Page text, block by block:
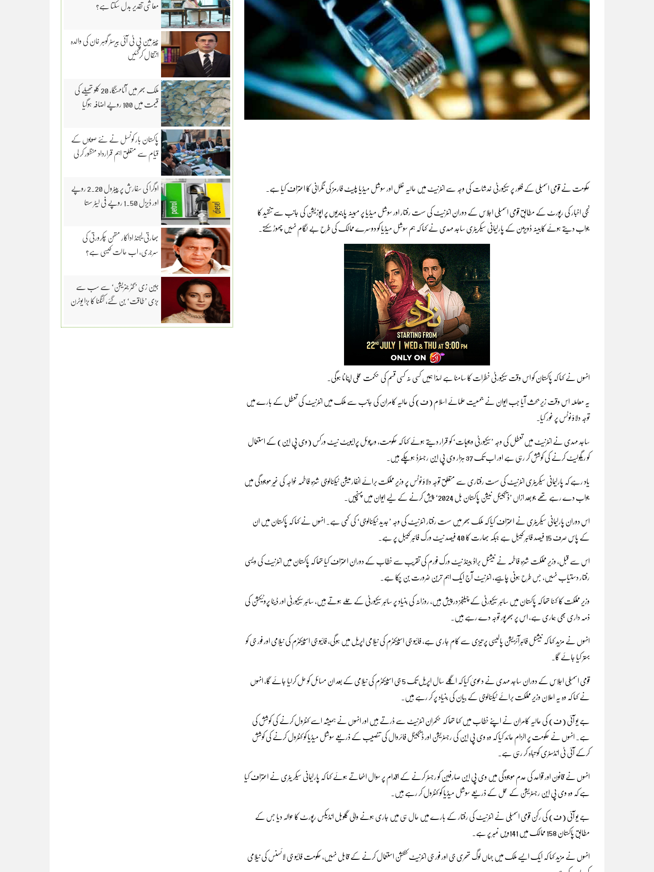
حکومت نے قومی اسمبلی کے فلور پر سیکیورٹی خدشات کی وجہ سے انٹرنیٹ میں حالیہ خلل اور سوشل میڈیا پلیٹ فارمز کی نگرانی کا اعتراف کیا ہے۔
نجی اخبار کی رپورٹ کے مطابق قومی اسمبلی اجلاس کے دوران انٹرنیٹ کی سست رفتار اور سوشل میڈیا پر مبینہ پابندیوں پر اپوزیشن کی جانب سے تنقید کا
جواب دیتے ہوئے کابینہ ڈویژن کے پارلیمانی سیکریٹری ساجد مہدی نے کہا کہ ہم سوشل میڈیا کو دوسرے ممالک کی طرح بے لگام نہیں چھوڑ سکتے۔
انہوں نے کہا کہ پاکستان کو اس وقت سیکیورٹی خطرات کا سامنا ہے لہٰذا ہمیں کسی نہ کسی قسم کی حکمت عملی اپنانا ہوگی۔
یہ معاملہ اس وقت زیر بحث آیا جب ایوان نے جمعیت علمائے اسلام (ف) کی عالیہ کامران کی جانب سے ملک میں انٹرنیٹ کی تعطل کے بارے میں
توجہ دلاؤ نوٹس پر غور کیا۔
ساجد مہدی نے انٹرنیٹ میں تعطل کی وجہ ’سیکیورٹی وجوہات‘ کو قرار دیتے ہوئے کہا کہ حکومت، ورچوئل پرائیویٹ نیٹ ورکس (وی پی این) کے استعمال
کو ریگولیٹ کرنے کی کوشش کر رہی ہے اور اب تک 37 ہزار وی پی این رجسٹرڈ ہوچکے ہیں۔
یاد رہے کہ پارلیمانی سیکریٹری انٹرنیٹ کی سست رفتاری سے متعلق توجہ دلاؤ نوٹس پر وزیر مملکت برائے انفارمیشن ٹیکنالوجی شزہ فاطمہ خواجہ کی غیر موجودگی میں
جواب دے رہے تھے جو بعد ازاں ’ڈیجیٹل نیشن پاکستان بل 2024‘ پیش کرنے کے لیے ایوان میں پہنچیں۔
اس دوران پارلیمانی سیکریٹری نے اعتراف کیا کہ ملک بھر میں سست رفتار انٹرنیٹ کی وجہ ’جدید ٹیکنالوجی‘ کی کمی ہے۔ انہوں نے کہا کہ پاکستان میں ان
کے پاس صرف 15 فیصد فائبر کیبل ہے جبکہ بھارت کا 40 فیصد نیٹ ورک فائبر کیبل پر ہے۔
اس سے قبل، وزیر مملکت شزہ فاطمہ نے نیشنل براڈ بینڈ نیٹ ورک فورم کی تقریب سے خطاب کے دوران اعتراف کیا تھا کہ پاکستان میں انٹرنیٹ کی ویسی
رفتار دستیاب نہیں، جس طرح ہونی چاہیے، انٹرنیٹ آج ایک اہم ترین ضرورت بن چکا ہے۔
وزیر مملکت کا کہنا تھا کہ پاکستان میں سائبر سیکیورٹی کے چیلنجز درپیش ہیں، روزانہ کی بنیاد پر سائبر سیکیورٹی کے حملے ہوتے ہیں، سائبر سیکیورٹی اور ڈیٹا پروٹیکشن کی
ذمہ داری بھی ہماری ہے، اس پر بھرپور توجہ دے رہے ہیں۔
انہوں نے مزید کہا کہ نیشنل فائبرآئزیشن پالیسی پر تیزی سے کام جاری ہے، فائیو جی اسپیکٹرم کی نیلامی اپریل میں ہوگی، فائیو جی اسپیکٹرم کی نیلامی اور فور جی کو
بہتر کیا جائے گا۔
قومی اسمبلی اجلاس کے دوران ساجد مہدی نے دعویٰ کیا کہ اگلے سال اپریل تک 5 جی اسپیکٹرم کی نیلامی کے بعد ان مسائل کو حل کرلیا جائے گا، انہوں
نے کہا کہ وہ یہ اعلان وزیر مملکت برائے ٹیکنالوجی کے بیان کی بنیاد پر کر رہے ہیں۔
جے یو آئی (ف) کی عالیہ کامران نے اپنے خطاب میں کہا تھا کہ حکمران انٹرنیٹ سے ڈرتے ہیں اور انہوں نے ہمیشہ اسے کنٹرول کرنے کی کوشش کی
ہے۔ انہوں نے حکومت پر الزام عائد کیا کہ وہ وی پی این کی رجسٹریشن اور ڈیجیٹل فائروال کی تنصیب کے ذریعے سوشل میڈیا کو کنٹرول کرنے کی کوشش
کرکے آئی ٹی انڈسٹری کو تباہ کر رہی ہے۔
انہوں نے قانون اور قواعد کی عدم موجودگی میں وی پی این صارفین کو رجسٹر کرنے کے اقدام پر سوال اٹھاتے ہوئے کہا کہ پارلیمانی سیکر یٹری نے اعتراف کیا
ہے کہ وہ وی پی این رجسٹریشن کے عمل کے ذریعے سوشل میڈیا کو کنٹرول کر رہے ہیں۔
جے یو آئی (ف) کی رکن قومی اسمبلی نے انٹرنیٹ کی رفتار کے بارے میں حال ہی میں جاری ہونے والی گلوبل انڈیکس رپورٹ کا حوالہ دیا جس کے
مطابق پاکستان 158 ممالک میں 141ویں نمبر پر ہے۔
انہوں نے مزید کہا کہ ایک ایسے ملک میں جہاں لوگ تھری جی اور فور جی انٹرنیٹ کنکشن استعمال کرنے کے قابل نہیں، حکومت فائیو جی لائسنس کی نیلامی
معاشی تقدیر بدل سکتا ہے؟
چیئرمین پی ٹی آئی بیرسٹر گوہر خان کی والدہ
انتقال کرگئیں
ملک بھر میں آٹامہنگا، 20 کلو تھیلے کی
قیمت میں 100 روپے اضافہ ہوگیا
پاکستان بار کونسل نے نئے صوبوں کے
قیام سے متعلق اہم قرارداد منظور کر لی
اوگرا کی سفارش پر پیٹرول 2.20 روپے
اور ڈیزل 1.50 روپے فی لیٹر سستا
بھارتی لیجنڈ اداکار متھن چکرورتی کی
سرجری، اب حالت کیسی ہے؟
جین زی ’گٹر جنریشن‘ سے سب سے
بڑی ’طاقت‘ بن گئے، کنگنا کا بڑا یوٹرن